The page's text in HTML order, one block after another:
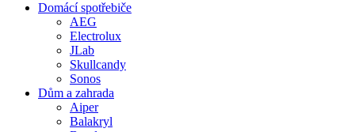
Domácí spotřebiče
AEG
Electrolux
JLab
Skullcandy
Sonos
Dům a zahrada
Aiper
Balakryl